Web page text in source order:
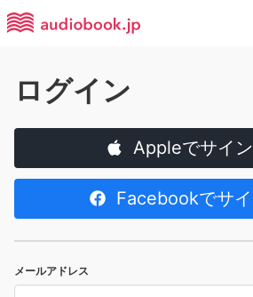
ログイン
Appleでサイ
Facebookでサ
メールアドレス